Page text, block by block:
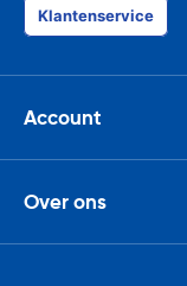
Klantenservice
Account
Over ons